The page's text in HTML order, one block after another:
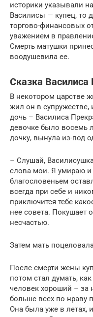
историки указывали
Василисы — купец, то
торгово-финансовых
уважением в
Смерть матушки
воодушевила ее.
Сказка Василиса
В некотором царстве
жил он в супружестве,
дочь – Василиса
девочке было восемь
дочку, вынула из-под
– Слушай,
слова мои. Я умираю и
благословеньем
всегда при себе и
приключится тебе
нее совета. Покушает
несчастью.
Затем мать
После смерти жены
потом стал думать,
человек хороший – за
больше всех по нраву
Она была уже в летах,